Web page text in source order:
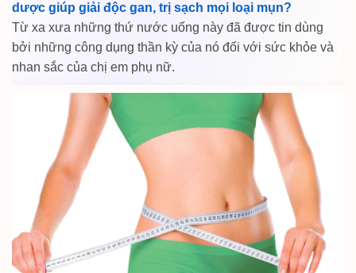
dược giúp giải độc gan, trị sạch mọi loại mụn?
Từ xa xưa những thứ nước uống này đã được tin dùng
bởi những công dụng thần kỳ của nó đối với sức khỏe và
nhan sắc của chị em phụ nữ.